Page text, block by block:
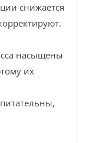
снижается
насыщены
их